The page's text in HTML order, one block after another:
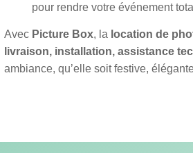
pour rendre votre événement
Avec Picture Box, la location de
livraison, installation, assistance
ambiance, qu’elle soit festive,